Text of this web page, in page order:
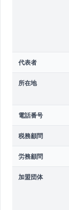
代表者
所在地
電話番号
税務顧問
労務顧問
加盟団体